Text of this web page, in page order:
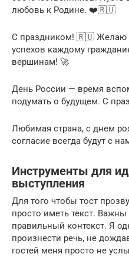
любовь к Родине. ❤️🇷🇺
С праздником! 🇷🇺 Желаю
успехов каждому
вершинам! 🚀
День России — время
подумать о будущем. С
Любимая страна, с днем
согласие всегда будут с
Инструменты для
выступления
Для того чтобы тост
просто иметь текст.
правильный контекст. Я
произнести речь, не
гостей меня просто не